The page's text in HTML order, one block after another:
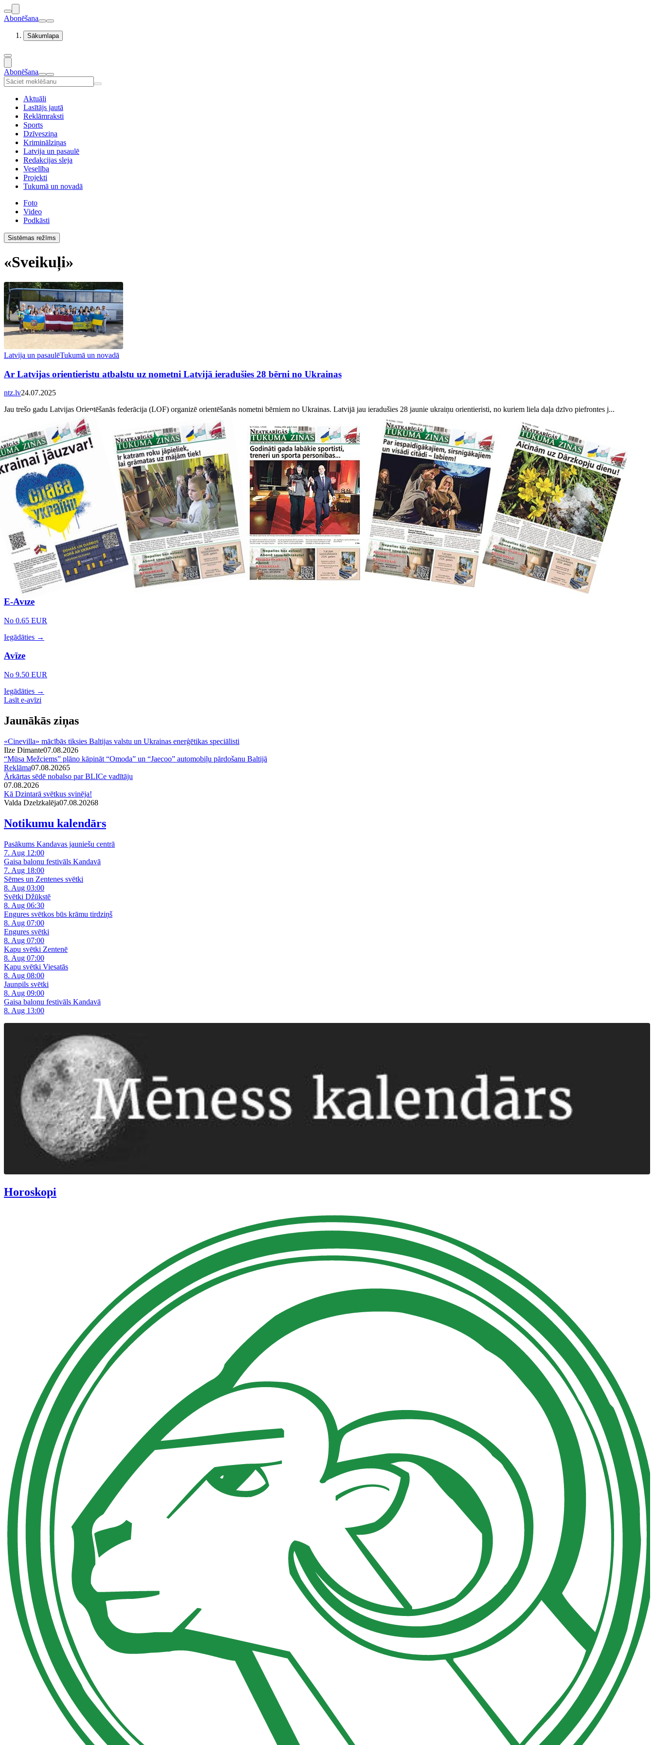
Abonēšana
Sākumlapa
Abonēšana
Aktuāli
Lasītājs jautā
Reklāmraksti
Sports
Dzīvesziņa
Kriminālziņas
Latvija un pasaulē
Redakcijas sleja
Veselība
Projekti
Tukumā un novadā
Foto
Video
Podkāsti
Sistēmas režīms
«Sveikuļi»
Latvija un pasaulēTukumā un novadā
Ar Latvijas orientieristu atbalstu uz nometni Latvijā ieradušies 28 bērni no Ukrainas
ntz.lv24.07.2025
Jau trešo gadu Latvijas Orientēšanās federācija (LOF) organizē orientēšanās nometni bērniem no Ukrainas. Latvijā jau ieradušies 28 jaunie ukraiņu orientieristi, no kuriem liela daļa dzīvo piefrontes j...
E-Avīze
No 0.65 EUR
Iegādāties →
Avīze
No 9.50 EUR
Iegādāties →
Lasīt e-avīzi
Jaunākās ziņas
«Cinevilla» mācībās tiksies Baltijas valstu un Ukrainas enerģētikas speciālisti
Ilze Dimante07.08.2026
“Mūsa Mežciems” plāno kāpināt “Omoda” un “Jaecoo” automobiļu pārdošanu Baltijā
Reklāma07.08.20265
Ārkārtas sēdē nobalso par BLICe vadītāju
07.08.2026
Kā Dzintarā svētkus svinēja!
Valda Dzelzkalēja07.08.20268
Notikumu kalendārs
Pasākums Kandavas jauniešu centrā
7. Aug 12:00
Gaisa balonu festivāls Kandavā
7. Aug 18:00
Sēmes un Zentenes svētki
8. Aug 03:00
Svētki Džūkstē
8. Aug 06:30
Engures svētkos būs krāmu tirdziņš
8. Aug 07:00
Engures svētki
8. Aug 07:00
Kapu svētki Zentenē
8. Aug 07:00
Kapu svētki Viesatās
8. Aug 08:00
Jaunpils svētki
8. Aug 09:00
Gaisa balonu festivāls Kandavā
8. Aug 13:00
Horoskopi